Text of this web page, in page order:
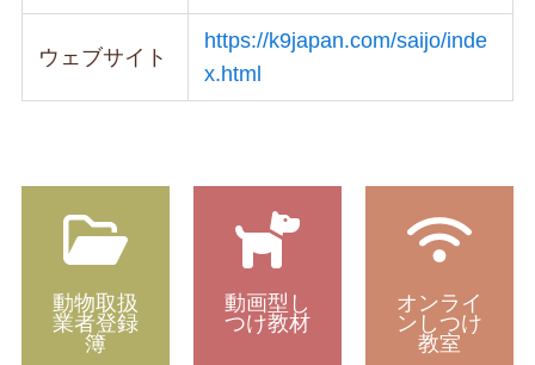
ウェブサイト
https://k9japan.com/saijo/inde
x.html
動物取扱
業者登録
簿
動画型し
つけ教材
オンライ
ンしつけ
教室